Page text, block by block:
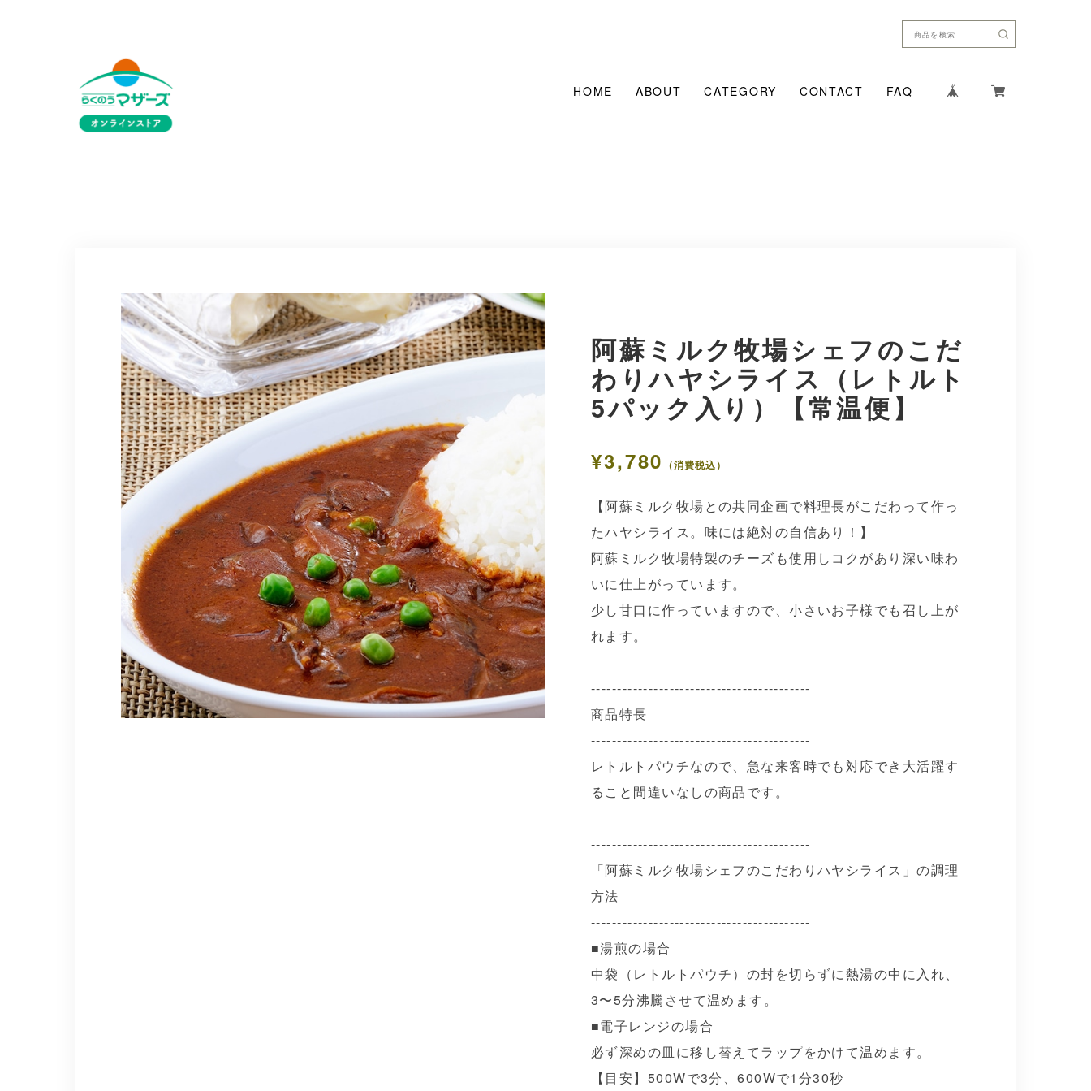
HOME ABOUT CATEGORY CONTACT FAQ
阿蘇ミルク牧場シェフのこだ
わりハヤシライス（レトルト
5パック入り）【常温便】
¥3,780 （消費税込）
【阿蘇ミルク牧場との共同企画で料理長がこだわって作っ
たハヤシライス。味には絶対の自信あり！】
阿蘇ミルク牧場特製のチーズも使用しコクがあり深い味わ
いに仕上がっています。
少し甘口に作っていますので、小さいお子様でも召し上が
れます。
------------------------------------------
商品特長
------------------------------------------
レトルトパウチなので、急な来客時でも対応でき大活躍す
ること間違いなしの商品です。
------------------------------------------
「阿蘇ミルク牧場シェフのこだわりハヤシライス」の調理
方法
------------------------------------------
■湯煎の場合
中袋（レトルトパウチ）の封を切らずに熱湯の中に入れ、
3〜5分沸騰させて温めます。
■電子レンジの場合
必ず深めの皿に移し替えてラップをかけて温めます。
【目安】500Wで3分、600Wで1分30秒